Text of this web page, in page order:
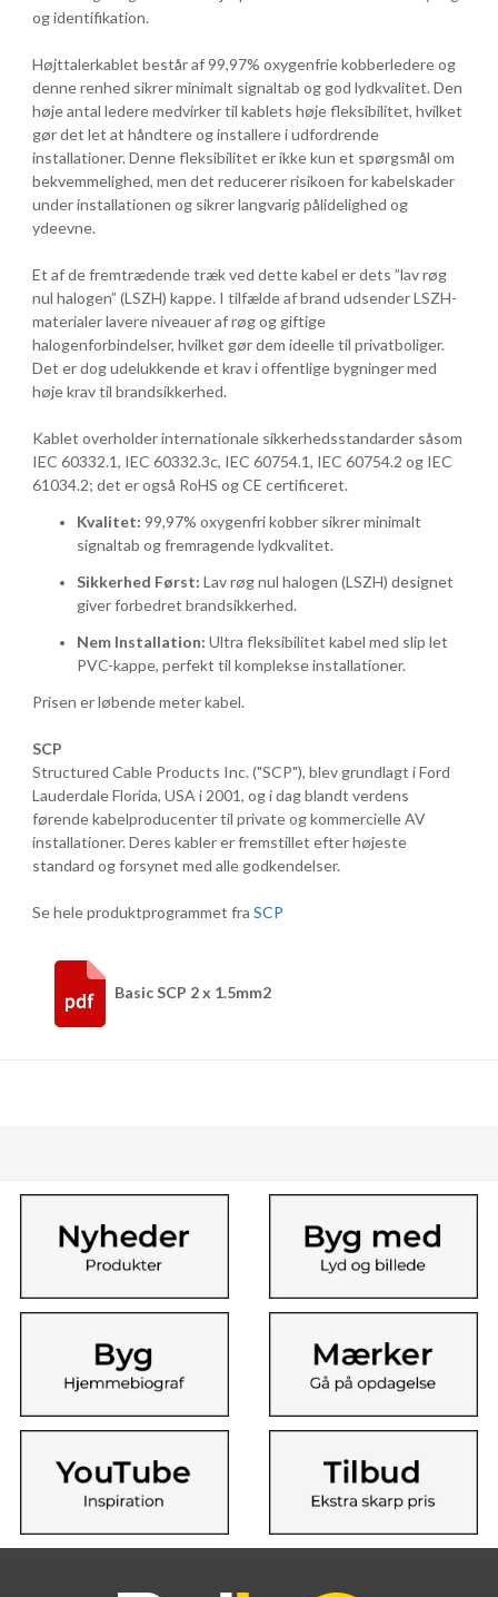
og identifikation.
Højttalerkablet består af 99,97% oxygenfrie kobberledere og
denne renhed sikrer minimalt signaltab og god lydkvalitet. Den
høje antal ledere medvirker til kablets høje fleksibilitet, hvilket
gør det let at håndtere og installere i udfordrende
installationer. Denne fleksibilitet er ikke kun et spørgsmål om
bekvemmelighed, men det reducerer risikoen for kabelskader
under installationen og sikrer langvarig pålidelighed og
ydeevne.
Et af de fremtrædende træk ved dette kabel er dets ”lav røg
nul halogen” (LSZH) kappe. I tilfælde af brand udsender LSZH-
materialer lavere niveauer af røg og giftige
halogenforbindelser, hvilket gør dem ideelle til privatboliger.
Det er dog udelukkende et krav i offentlige bygninger med
høje krav til brandsikkerhed.
Kablet overholder internationale sikkerhedsstandarder såsom
IEC 60332.1, IEC 60332.3c, IEC 60754.1, IEC 60754.2 og IEC
61034.2; det er også RoHS og CE certificeret.
Kvalitet: 99,97% oxygenfri kobber sikrer minimalt
signaltab og fremragende lydkvalitet.
Sikkerhed Først: Lav røg nul halogen (LSZH) designet
giver forbedret brandsikkerhed.
Nem Installation: Ultra fleksibilitet kabel med slip let
PVC-kappe, perfekt til komplekse installationer.
Prisen er løbende meter kabel.
SCP
Structured Cable Products Inc. ("SCP"), blev grundlagt i Ford
Lauderdale Florida, USA i 2001, og i dag blandt verdens
førende kabelproducenter til private og kommercielle AV
installationer. Deres kabler er fremstillet efter højeste
standard og forsynet med alle godkendelser.
Se hele produktprogrammet fra SCP
Basic SCP 2 x 1.5mm2